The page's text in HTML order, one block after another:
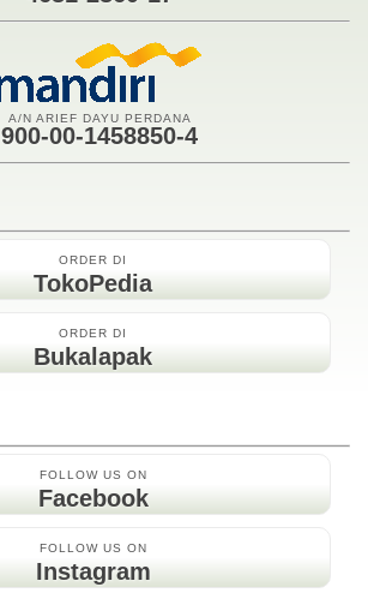
A/N ARIEF DAYU PERDANA
900-00-1458850-4
ORDER DI
TokoPedia
ORDER DI
Bukalapak
FOLLOW US ON
Facebook
FOLLOW US ON
Instagram